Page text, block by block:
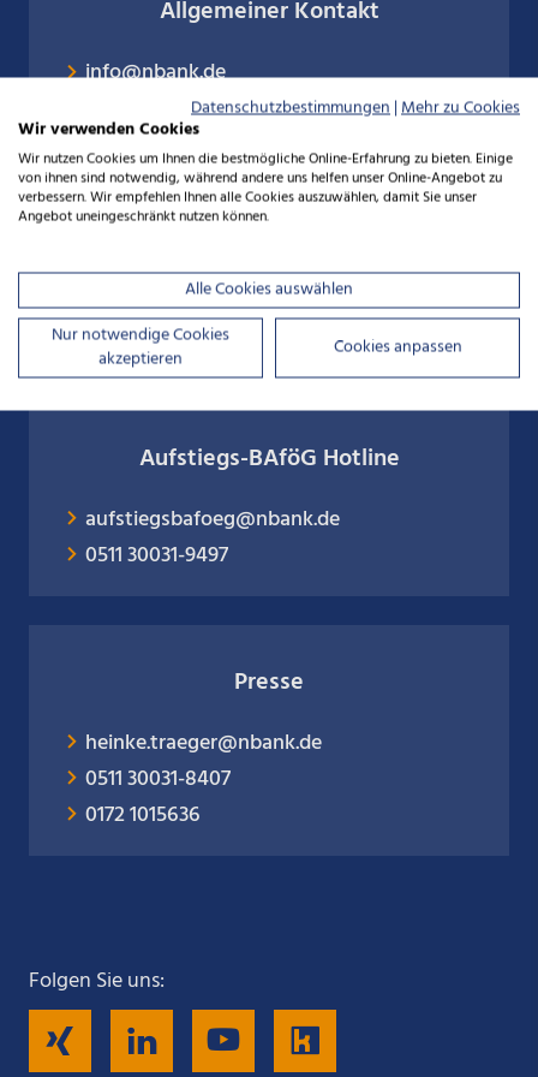
Allgemeiner Kontakt
info@nbank.de
0511 30031-0
beratung@nbank.de
0511 30031-9333
Aufstiegs-BAföG Hotline
aufstiegsbafoeg@nbank.de
0511 30031-9497
Presse
heinke.traeger@nbank.de
0511 30031-8407
0172 1015636
Folgen Sie uns:
FolgenFolgenFolgen
Datenschutzbestimmungen|Mehr zu Cookies
Wir verwenden Cookies
Wir nutzen Cookies um Ihnen die bestmögliche Online-Erfahrung zu bieten. Einige
von ihnen sind notwendig, während andere uns helfen unser Online-Angebot zu
verbessern. Wir empfehlen Ihnen alle Cookies auszuwählen, damit Sie unser
Angebot uneingeschränkt nutzen können.
Alle Cookies auswählen
Nur notwendige Cookies
akzeptieren
Cookies anpassen